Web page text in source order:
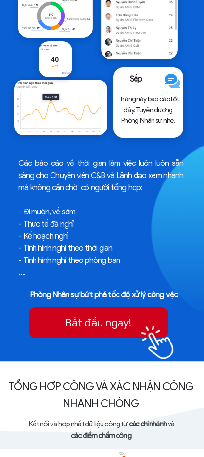
Phòng Nhân sự bứt phá tốc độ xử lý công việc
Bắt đầu ngay!
Các báo cáo về thời gian làm việc luôn luôn sẵn
sàng cho Chuyên viên C&B và Lãnh đạo xem nhanh
mà không cần chờ có người tổng hợp:
- Đi muộn, về sớm
- Thực tế đã nghỉ
- Kế hoạch nghỉ
- Tình hình nghỉ theo thời gian
- Tình hình nghỉ theo phòng ban
….
Sếp
Tháng này báo cáo tốt
đấy. Tuyên dương
Phòng Nhân sự nhé!
TỔNG HỢP CÔNG VÀ XÁC NHẬN CÔNG
NHANH CHÓNG
Kết nối và hợp nhất dữ liệu công từcác chi nhánhvà
các điểm chấm công